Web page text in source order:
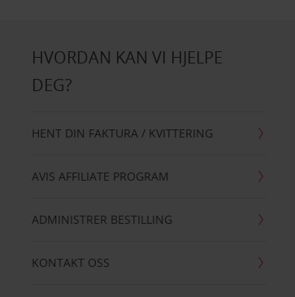
HVORDAN KAN VI HJELPE
DEG?
HENT DIN FAKTURA / KVITTERING
AVIS AFFILIATE PROGRAM
ADMINISTRER BESTILLING
KONTAKT OSS